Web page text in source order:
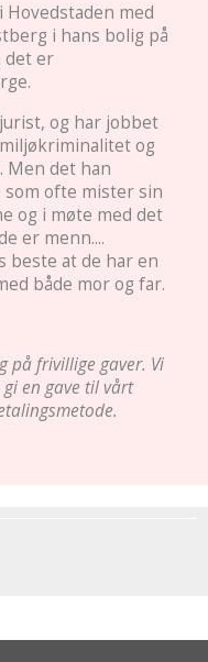
Hovedstaden med
i hans bolig på
det er
og har jobbet
og
det han
ofte mister sin
og i møte med det
er menn....
at de har en
både mor og far.
på frivillige gaver. Vi
en gave til vårt